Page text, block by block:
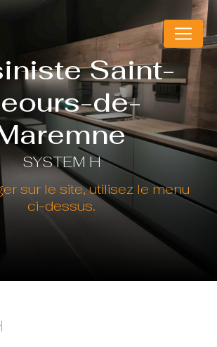
Saint-
de-
SYSTEM H
des cookies